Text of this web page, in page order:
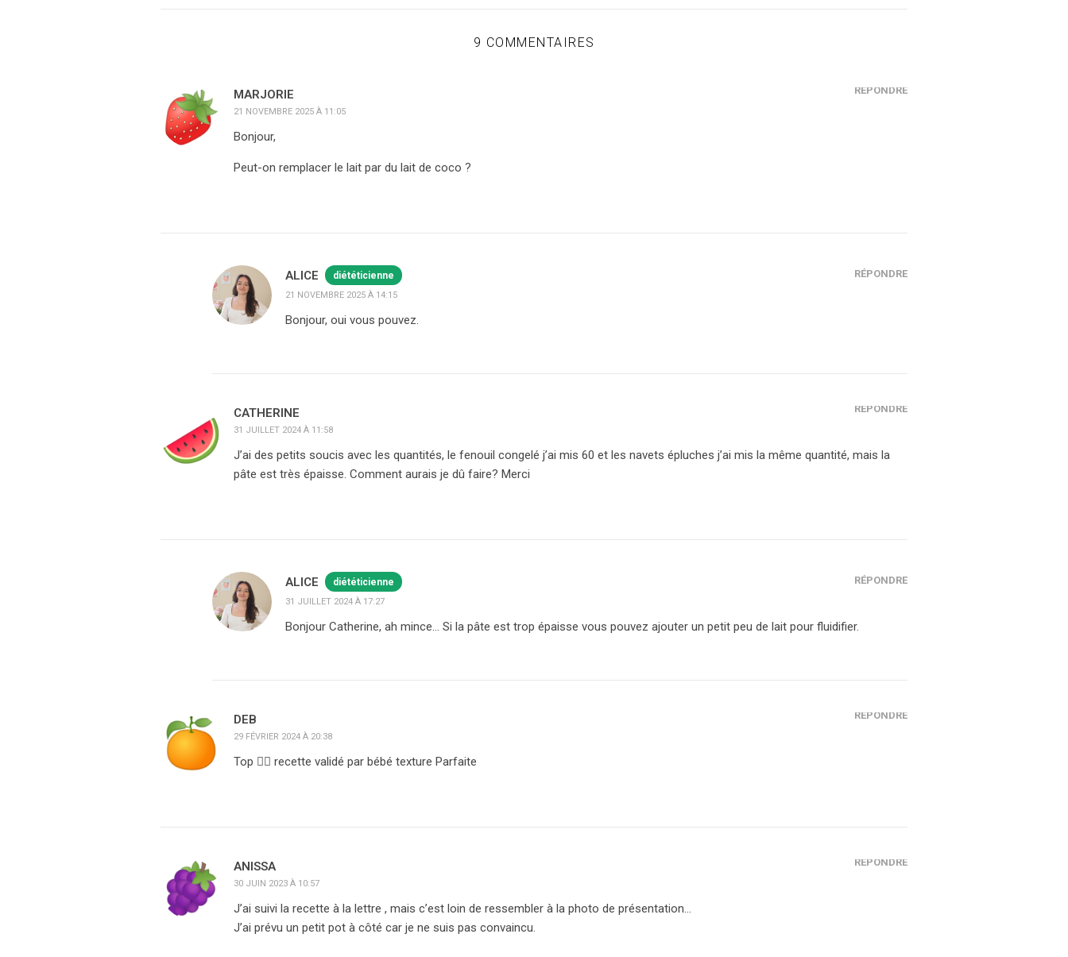
9 COMMENTAIRES
MARJORIE
21 NOVEMBRE 2025 À 11:05
RÉPONDRE
Bonjour,
Peut-on remplacer le lait par du lait de coco ?
ALICE diététicienne
21 NOVEMBRE 2025 À 14:15
RÉPONDRE
Bonjour, oui vous pouvez.
CATHERINE
31 JUILLET 2024 À 11:58
RÉPONDRE
J’ai des petits soucis avec les quantités, le fenouil congelé j’ai mis 60 et les navets épluches j’ai mis la même quantité, mais la
pâte est très épaisse. Comment aurais je dû faire? Merci
ALICE diététicienne
31 JUILLET 2024 À 17:27
RÉPONDRE
Bonjour Catherine, ah mince… Si la pâte est trop épaisse vous pouvez ajouter un petit peu de lait pour fluidifier.
DEB
29 FÉVRIER 2024 À 20:38
RÉPONDRE
Top 👌🏻 recette validé par bébé texture Parfaite
ANISSA
30 JUIN 2023 À 10:57
RÉPONDRE
J’ai suivi la recette à la lettre , mais c’est loin de ressembler à la photo de présentation…
J’ai prévu un petit pot à côté car je ne suis pas convaincu.